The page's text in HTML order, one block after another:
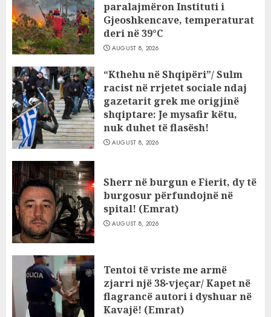
paralajmëron Instituti i
Gjeoshkencave, temperaturat
deri në 39°C
AUGUST 8, 2026
“Kthehu në Shqipëri”/ Sulm
racist në rrjetet sociale ndaj
gazetarit grek me origjinë
shqiptare: Je mysafir këtu,
nuk duhet të flasësh!
AUGUST 8, 2026
Sherr në burgun e Fierit, dy të
burgosur përfundojnë në
spital! (Emrat)
AUGUST 8, 2026
Tentoi të vriste me armë
zjarri një 38-vjeçar/ Kapet në
flagrancë autori i dyshuar në
Kavajë! (Emrat)